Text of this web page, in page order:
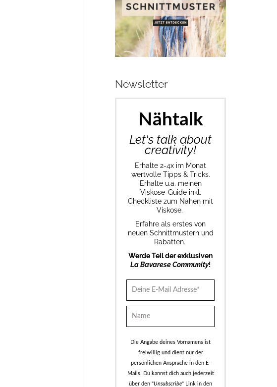
Newsletter
Nähtalk
Let's talk about
creativity!
Erhalte 2-4x im Monat
wertvolle Tipps & Tricks.
Erhalte u.a. meinen
Viskose-Guide inkl.
Checkliste zum Nähen mit
Viskose.
Erfahre als erstes von
neuen Schnittmustern und
Rabatten.
Werde Teil der exklusiven
La Bavarese Community!
Die Angabe deines Vornamens ist
freiwillig und dient nur der
persönlichen Ansprache in den E-
Mails. Du kannst dich auch jederzeit
über den "Unsubscribe" Link in den